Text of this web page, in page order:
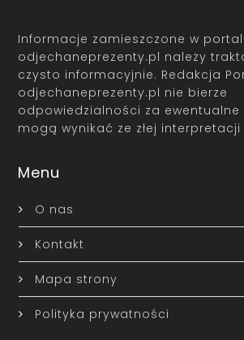
Informacje zamieszczone w
odjechaneprezenty.pl należy
czysto informacyjnie. Redakcja
odjechaneprezenty.pl nie bierze
odpowiedzialności za ewentualne
mogą wynikać ze złej interpretacji
Menu
O nas
Kontakt
Mapa strony
Polityka prywatności